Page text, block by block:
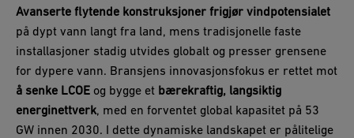
Avanserte flytende konstruksjoner frigjør vindpotensialet
på dypt vann langt fra land, mens tradisjonelle faste
installasjoner stadig utvides globalt og presser grensene
for dypere vann. Bransjens innovasjonsfokus er rettet mot
å senke LCOE og bygge et bærekraftig, langsiktig
energinettverk, med en forventet global kapasitet på 53
GW innen 2030. I dette dynamiske landskapet er pålitelige